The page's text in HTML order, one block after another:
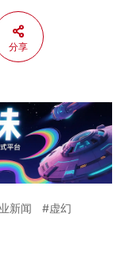
分享
新闻
虚幻